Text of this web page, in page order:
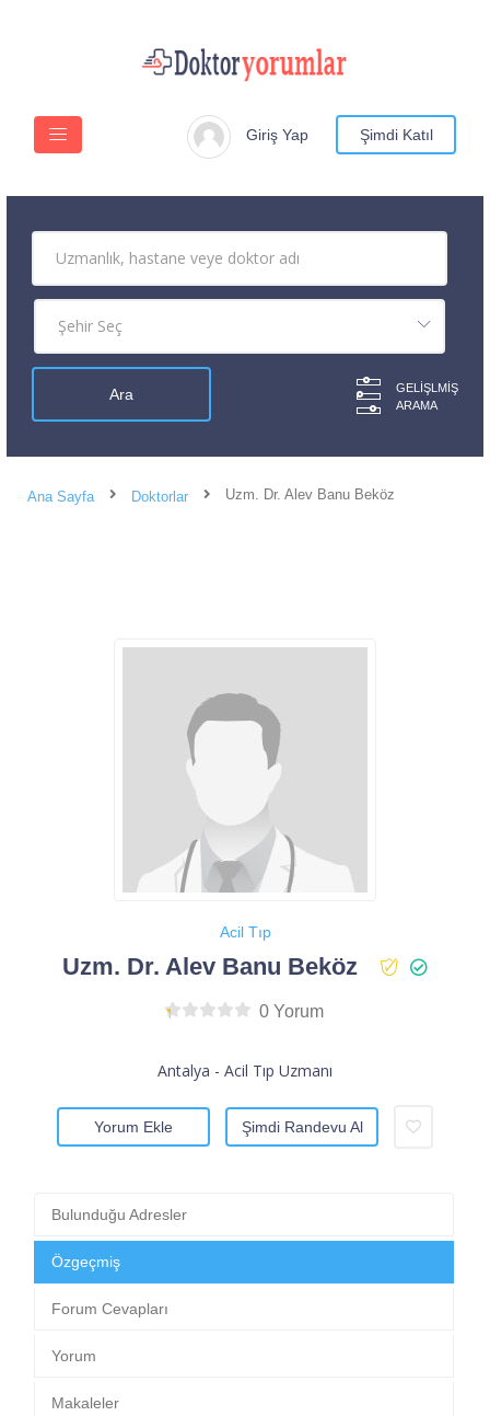
Giriş Yap Şimdi Katıl
GELIŞLMIŞ
ARAMA
Ana Sayfa Doktorlar Uzm. Dr. Alev Banu Beköz
Acil Tıp
Uzm. Dr. Alev Banu Beköz
0 Yorum
Antalya - Acil Tıp Uzmanı
Yorum Ekle Şimdi Randevu Al
Bulunduğu Adresler
Özgeçmiş
Forum Cevapları
Yorum
Makaleler